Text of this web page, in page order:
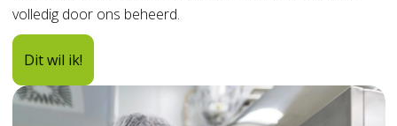
volledig door ons beheerd.
Dit wil ik!